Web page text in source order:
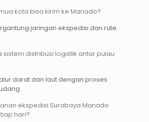
kota bisa kirim ke Manado?
jaringan ekspedisi dan rute
sistem distribusi logistik antar pulau
darat dan laut dengan proses
ekspedisi Surabaya Manado
hari?